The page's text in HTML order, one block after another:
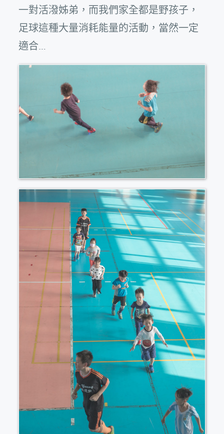
一對活潑姊弟，而我們家全都是野孩子，
足球這種大量消耗能量的活動，當然一定
適合…